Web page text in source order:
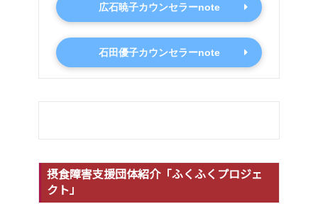
広石暁子カウンセラーnote
石田優子カウンセラーnote
摂食障害支援団体紹介「ふくふくプロジェ
クト」